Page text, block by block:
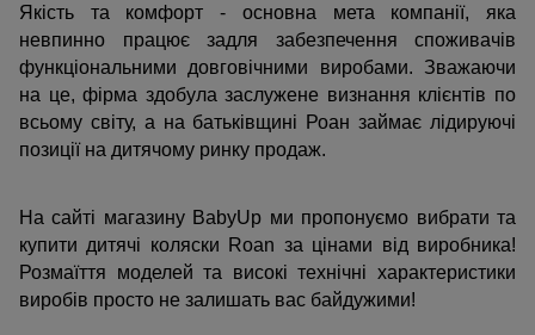
Якість та комфорт - основна мета компанії, яка
невпинно працює задля забезпечення споживачів
функціональними довговічними виробами. Зважаючи
на це, фірма здобула заслужене визнання клієнтів по
всьому світу, а на батьківщині Роан займає лідируючі
позиції на дитячому ринку продаж.
На сайті магазину BabyUp ми пропонуємо вибрати та
купити дитячі коляски Roan за цінами від виробника!
Розмаїття моделей та високі технічні характеристики
виробів просто не залишать вас байдужими!